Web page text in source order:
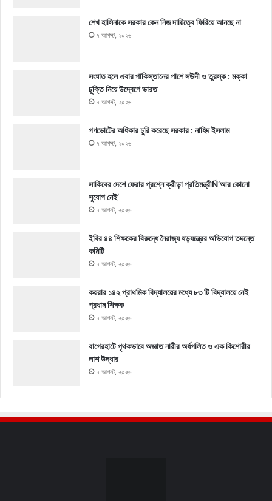
শেখ হাসিনাকে সরকার কেন নিজ দায়িত্বে ফিরিয়ে আনছে না
৭ আগস্ট, ২০২৬
সংঘাত হলে এবার পাকিস্তানের পাশে সউদী ও তুরস্ক : মক্কা
চুক্তি নিয়ে উদ্বেগে ভারত
৭ আগস্ট, ২০২৬
গণভোটের অধিকার চুরি করেছে সরকার : নাহিদ ইসলাম
৭ আগস্ট, ২০২৬
সাকিবের দেশে ফেরার প্রশ্নে ক্রীড়া প্রতিমন্ত্রীÑ‘আর কোনো
সুযোগ নেই’
৭ আগস্ট, ২০২৬
ইবির ৪৪ শিক্ষকের বিরুদ্ধে নৈরাজ্য ষড়যন্ত্রের অভিযোগ তদন্তে
কমিটি
৭ আগস্ট, ২০২৬
কয়রার ১৪২ প্রাথমিক বিদ্যালয়ের মধ্যে ৮৩ টি বিদ্যালয়ে নেই
প্রধান শিক্ষক
৭ আগস্ট, ২০২৬
বাগেরহাটে পৃথকভাবে অজ্ঞাত নারীর অর্ধগলিত ও এক কিশোরীর
লাশ উদ্ধার
৭ আগস্ট, ২০২৬